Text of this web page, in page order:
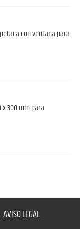
con ventana para
300 mm para
AVISO LEGAL